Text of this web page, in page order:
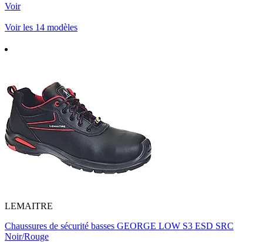
Voir
Voir les 14 modèles
LEMAITRE
Chaussures de sécurité basses GEORGE LOW S3 ESD SRC
Noir/Rouge